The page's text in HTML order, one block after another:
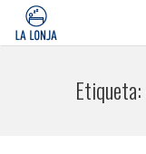
Etiqueta: